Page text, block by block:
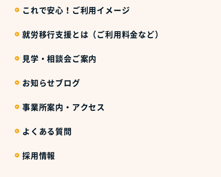
これで安心！ご利用イメージ
就労移行支援とは（ご利用料金など）
見学・相談会ご案内
お知らせブログ
事業所案内・アクセス
よくある質問
採用情報